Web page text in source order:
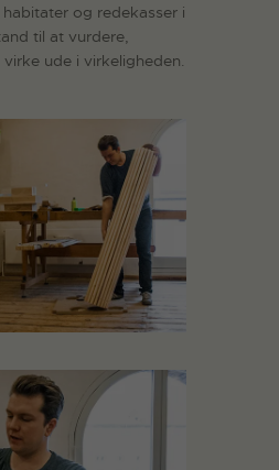
og redekasser i
til at vurdere,
ude i virkeligheden.